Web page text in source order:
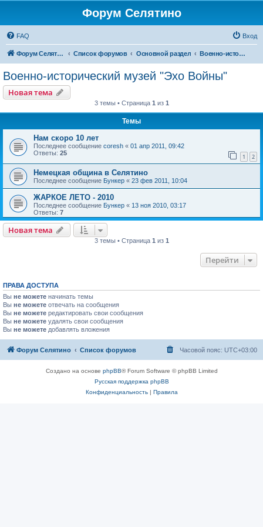
Форум Селятино
FAQ Вход
Форум Селятино Список форумов Основной раздел Военно-исторический музей "Эхо Войны"
Военно-исторический музей "Эхо Войны"
Новая тема
3 темы • Страница 1 из 1
Темы
Нам скоро 10 лет
Последнее сообщение coresh « 01 апр 2011, 09:42
Ответы: 25 1 2
Немецкая община в Селятино
Последнее сообщение Бункер « 23 фев 2011, 10:04
ЖАРКОЕ ЛЕТО - 2010
Последнее сообщение Бункер « 13 ноя 2010, 03:17
Ответы: 7
Новая тема
3 темы • Страница 1 из 1
Перейти
ПРАВА ДОСТУПА
Вы не можете начинать темы
Вы не можете отвечать на сообщения
Вы не можете редактировать свои сообщения
Вы не можете удалять свои сообщения
Вы не можете добавлять вложения
Форум Селятино Список форумов Часовой пояс: UTC+03:00
Создано на основе phpBB® Forum Software © phpBB Limited
Русская поддержка phpBB
Конфиденциальность| Правила